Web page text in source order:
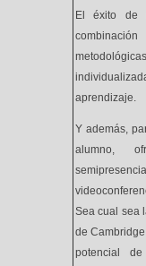
El éxito de
aprendizaje.
Y además,
alumno,
Sea cual sea
de
potencial